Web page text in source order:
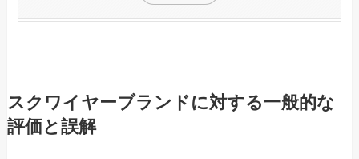
スクワイヤーブランドに対する一般的な
評価と誤解